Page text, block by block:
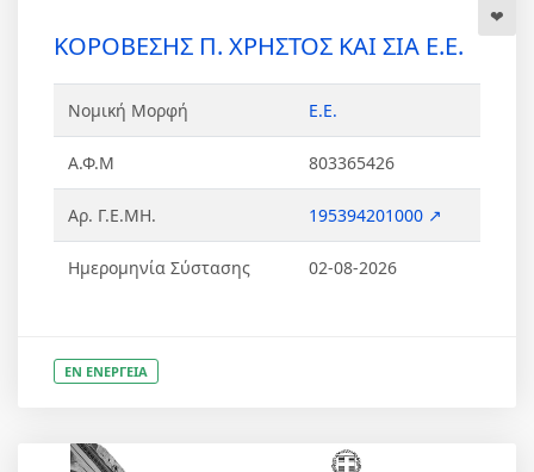
ΚΟΡΟΒΕΣΗΣ Π. ΧΡΗΣΤΟΣ ΚΑΙ ΣΙΑ Ε.Ε.
Νομική Μορφή Ε.Ε.
Α.Φ.Μ 803365426
Αρ. Γ.Ε.ΜΗ. 195394201000 ↗
Ημερομηνία Σύστασης 02-08-2026
ΕΝ ΕΝΕΡΓΕΙΑ